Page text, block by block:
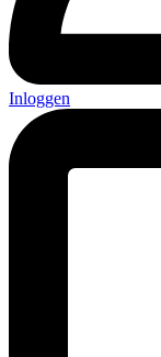
Inloggen